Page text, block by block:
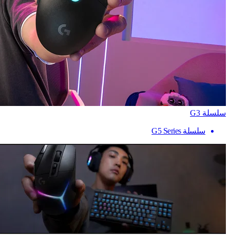
سلسلة G3
سلسلة G5 Series